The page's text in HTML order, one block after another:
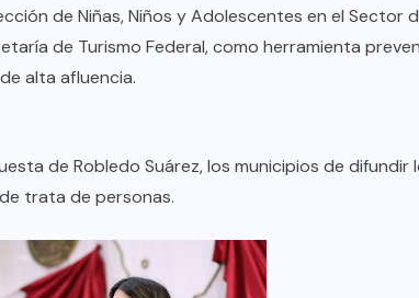
de Niñas, Niños y Adolescentes en el Sector
de Turismo Federal, como herramienta
alta afluencia.
de Robledo Suárez, los municipios de difundir
trata de personas.